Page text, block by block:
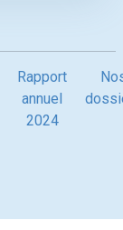
Rapport
annuel
2024